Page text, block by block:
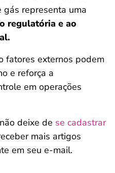
representa uma
regulatória e ao
fatores externos podem
e reforça a
em operações
deixe de se cadastrar
mais artigos
em seu e-mail.